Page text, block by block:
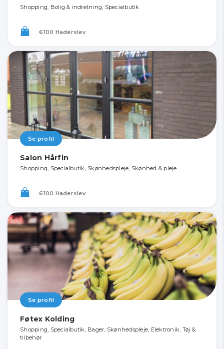
Shopping, Bolig & indretning, Specialbutik
6100 Haderslev
Se profil
Salon Hårfin
Shopping, Specialbutik, Skønhedspleje, Skønhed & pleje
6100 Haderslev
Se profil
Føtex Kolding
Shopping, Specialbutik, Bager, Skønhedspleje, Elektronik, Tøj &
tilbehør